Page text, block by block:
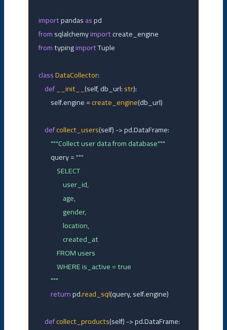
import pandas as
from sqlalchemy import
from typing import Tuple
classDataCollector:
def__init__(self, db_url: str):
        self.engine =
create_engine(db_url)
defcollect_users(self) -> pd.DataFrame:
"""Collect user data from database"""
        query =
"""
            SELECT
                user_id,
                age,
                gender,
                location,
                created_at
            FROM users
            WHERE is_active = true
        """
return pd.read_sql(query, self.engine)
defcollect_products(self) -> pd.DataFrame: